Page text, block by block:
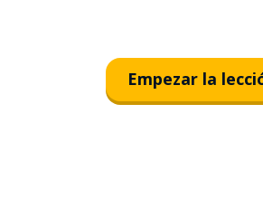
Empezar la